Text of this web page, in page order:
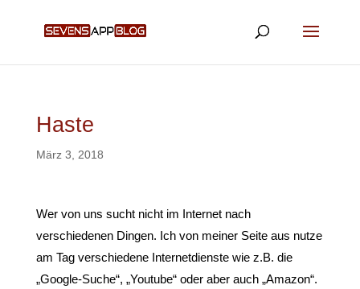
Haste
März 3, 2018
Wer von uns sucht nicht im Internet nach
verschiedenen Dingen. Ich von meiner Seite aus nutze
am Tag verschiedene Internetdienste wie z.B. die
„Google-Suche“, „Youtube“ oder aber auch „Amazon“.